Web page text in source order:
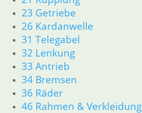
23 Getriebe
26 Kardanwelle
31 Telegabel
32 Lenkung
33 Antrieb
34 Bremsen
36 Räder
46 Rahmen & Verkleidung